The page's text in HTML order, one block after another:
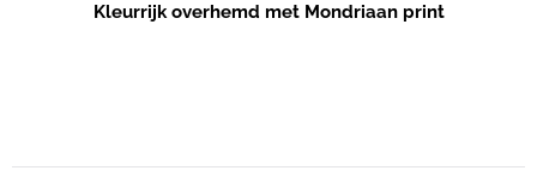
Kleurrijk overhemd met Mondriaan print